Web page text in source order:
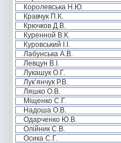
Королевська Н.Ю.
Кравчук П.К.
Крючков Д.В.
Куренной В.К.
Куровський І.І.
Лабунська А.В.
Левцун В.І.
Лукашук О.Г.
Лук’янчук Р.В.
Ляшко О.В.
Міщенко С.Г.
Надоша О.В.
Одарченко Ю.В.
Олійник С.В.
Осика С.Г.